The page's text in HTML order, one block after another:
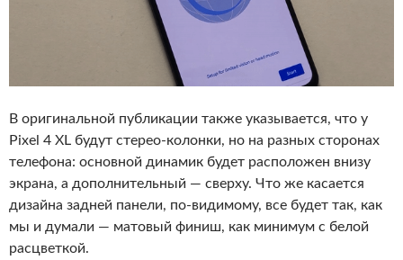
В оригинальной публикации также указывается, что у
Pixel 4 XL будут стерео-колонки, но на разных сторонах
телефона: основной динамик будет расположен внизу
экрана, а дополнительный — сверху. Что же касается
дизайна задней панели, по-видимому, все будет так, как
мы и думали — матовый финиш, как минимум с белой
расцветкой.